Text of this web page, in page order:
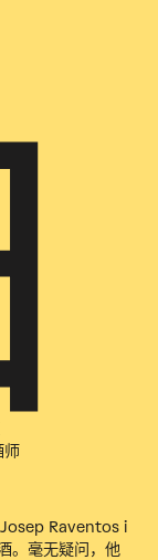
Josep Raventos i
。毫无疑问，他